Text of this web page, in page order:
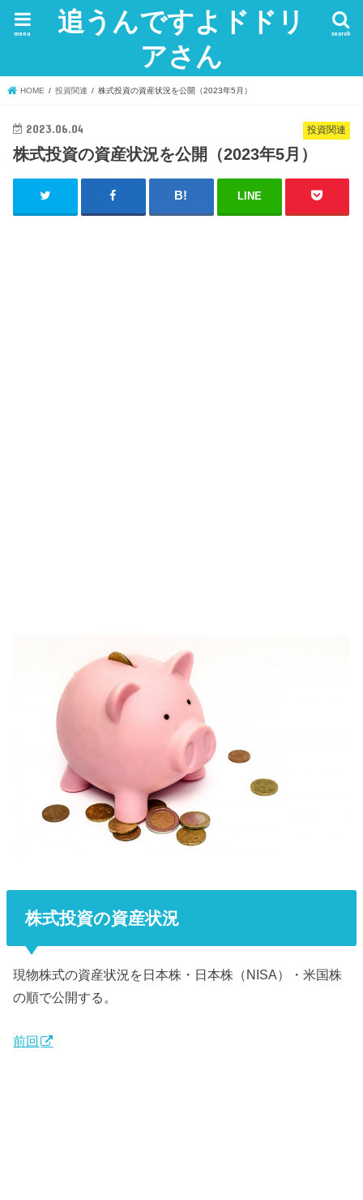
追うんですよドドリ
アさん
search
menu
HOME 投資関連 株式投資の資産状況を公開（2023年5月）
投資関連
2023.06.04
株式投資の資産状況を公開（2023年5月）
LINE
株式投資の資産状況
現物株式の資産状況を日本株・日本株（NISA）・米国株
の順で公開する。
前回